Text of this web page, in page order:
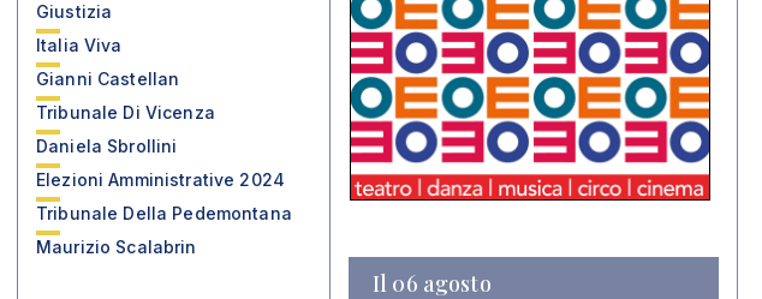
Giustizia
Italia Viva
Gianni Castellan
Tribunale Di Vicenza
Daniela Sbrollini
Elezioni Amministrative 2024
Tribunale Della Pedemontana
Maurizio Scalabrin
Il 06 agosto